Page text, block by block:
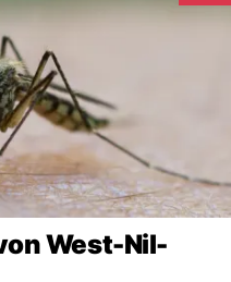
West-Nil-